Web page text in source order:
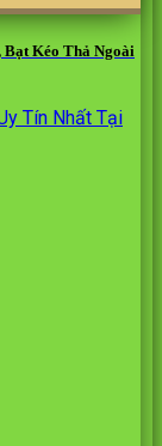
Kéo Thả Ngoài
Tín Nhất Tại